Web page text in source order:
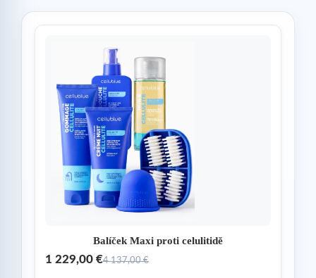
Balíček Maxi proti celulitidě
1 229,00 €4 137,00 €